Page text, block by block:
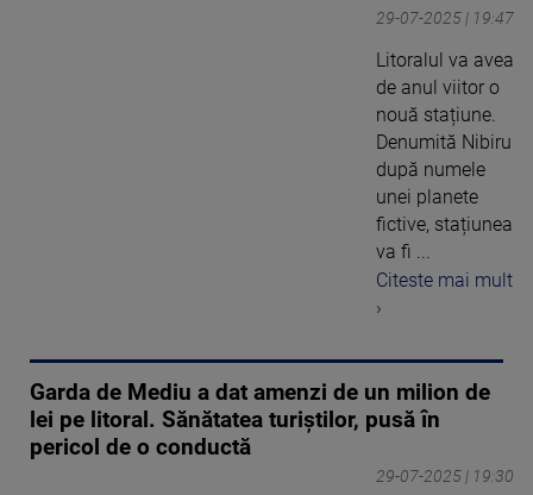
29-07-2025 | 19:47
Litoralul va avea
de anul viitor o
nouă stațiune.
Denumită Nibiru
după numele
unei planete
fictive, stațiunea
va fi ...
Citeste mai mult
›
Garda de Mediu a dat amenzi de un milion de
lei pe litoral. Sănătatea turiștilor, pusă în
pericol de o conductă
29-07-2025 | 19:30